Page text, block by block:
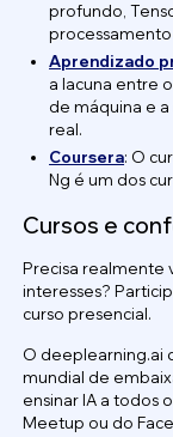
profundo,
Aprendizado
a lacuna entre
de máquina e
real.
Coursera: O
Ng é um dos
Cursos e
Precisa realmente
interesses?
curso presencial.
O deeplearning.ai
mundial de
ensinar IA a todos
Meetup ou do